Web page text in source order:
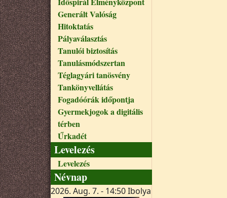
Generált Valóság
Hitoktatás
Pályaválasztás
Tanulói biztosítás
Tanulásmódszertan
Téglagyári tanösvény
Tankönyvellátás
Fogadóórák időpontja
Gyermekjogok a digitális
térben
Űrkadét
Levelezés
Levelezés
Névnap
2026. Aug. 7. - 14:50Ibolya